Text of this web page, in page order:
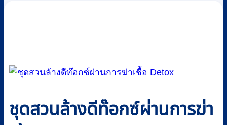
ชุดสวนล้างดีท๊อกซ์ผ่านการฆ่า